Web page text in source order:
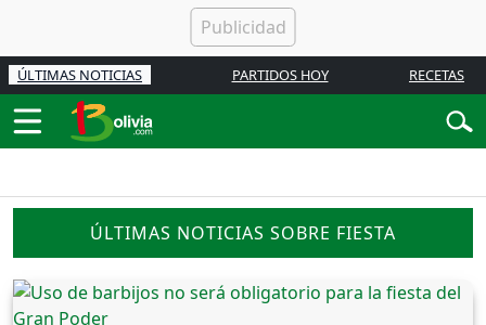
ÚLTIMAS NOTICIAS PARTIDOS HOY RECETAS
ÚLTIMAS NOTICIAS SOBRE FIESTA